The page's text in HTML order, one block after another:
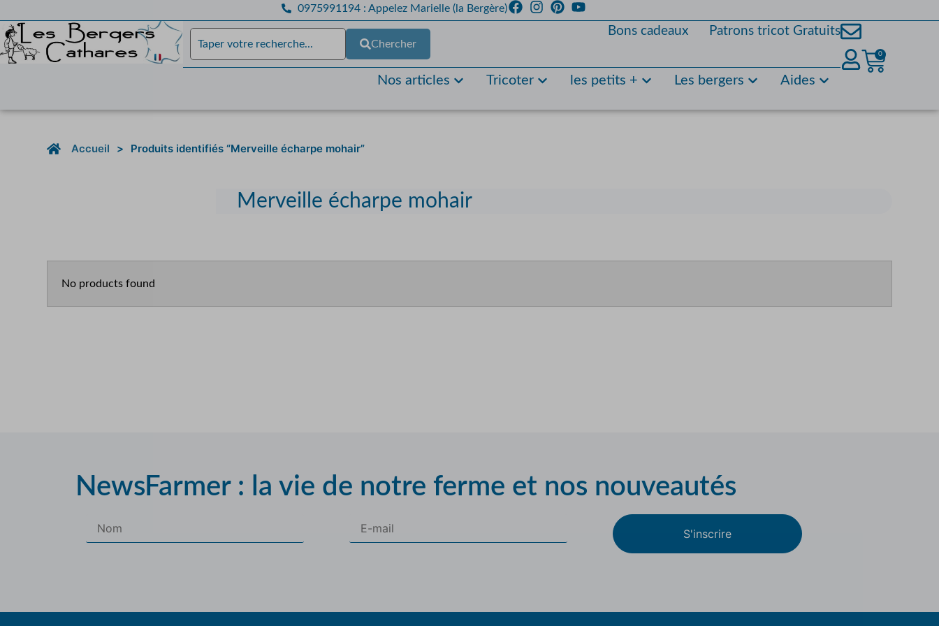
0975991194 : Appelez Marielle (la Bergère)
Chercher
Bons cadeaux Patrons tricot Gratuits
Nos articles Tricoter les petits + Les bergers Aides
0
Accueil > Produits identifiés “Merveille écharpe mohair”
Merveille écharpe mohair
No products found
NewsFarmer : la vie de notre ferme et nos nouveautés
S'inscrire